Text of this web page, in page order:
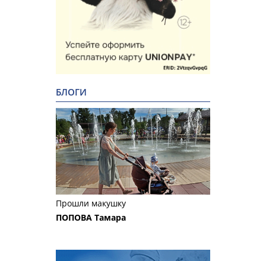
БЛОГИ
Прошли макушку
ПОПОВА Тамара